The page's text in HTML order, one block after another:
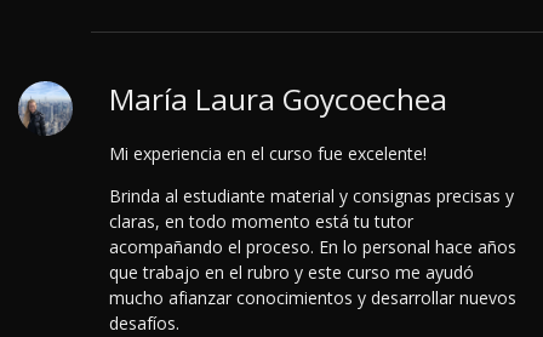
María Laura Goycoechea
Mi experiencia en el curso fue excelente!
Brinda al estudiante material y consignas precisas y
claras, en todo momento está tu tutor
acompañando el proceso. En lo personal hace años
que trabajo en el rubro y este curso me ayudó
mucho afianzar conocimientos y desarrollar nuevos
desafíos.